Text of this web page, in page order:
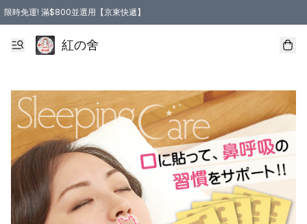
限時免運! 滿$800並選用【京東快遞】
紅の舍